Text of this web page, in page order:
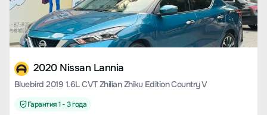
2020 Nissan Lannia
Bluebird 2019 1.6L CVT Zhilian Zhiku Edition Country V
Гарантия 1 - 3 года